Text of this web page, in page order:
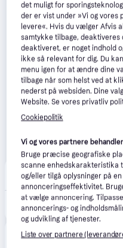
CS MEGASTORE
Bestillingsvare
VetApotek
det muligt for
der er vist under »Vi og
levere«. Hvis du vælger Afvis
samtykke tilbage,
deaktiveret, er noget indhold
ikke så relevant for dig. Du
menu igen for at ændre dine
tilbage når som helst ved at
nederst på websiden. Dine
Website. Se vores privatliv
Cookiepolitik
Vi og vores partnere
Bruge præcise geografiske
scanne enhedskarakteristika
og/eller tilgå oplysninger på
annonceringseffektivitet.
at vælge annoncering.
annoncerings- og
og udvikling af tjenester.
Liste over partnere